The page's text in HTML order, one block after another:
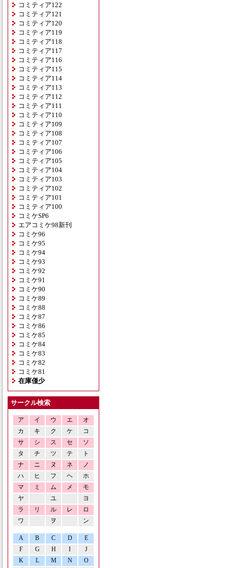
コミティア122
コミティア121
コミティア120
コミティア119
コミティア118
コミティア117
コミティア116
コミティア115
コミティア114
コミティア113
コミティア112
コミティア111
コミティア110
コミティア109
コミティア108
コミティア107
コミティア106
コミティア105
コミティア104
コミティア103
コミティア102
コミティア101
コミティア100
コミケSP6
エアコミケ98新刊
コミケ96
コミケ95
コミケ94
コミケ93
コミケ92
コミケ91
コミケ90
コミケ89
コミケ88
コミケ87
コミケ86
コミケ85
コミケ84
コミケ83
コミケ82
コミケ81
在庫僅少
サークル検索
ア イ ウ エ
オ
カ
キ ク ケ
コ
サ
シ ス セ
ソ
タ
チ ツ テ
ト
ナ
ニ ヌ ネ
ノ
ハ
ヒ フ ヘ
ホ
マ
ミ ム メ
モ
ヤ
ユ
ヨ
ラ
リ ル レ
ロ
ワ
ヲ ン
A B C D
E
F
G H I
J
K
L M N O